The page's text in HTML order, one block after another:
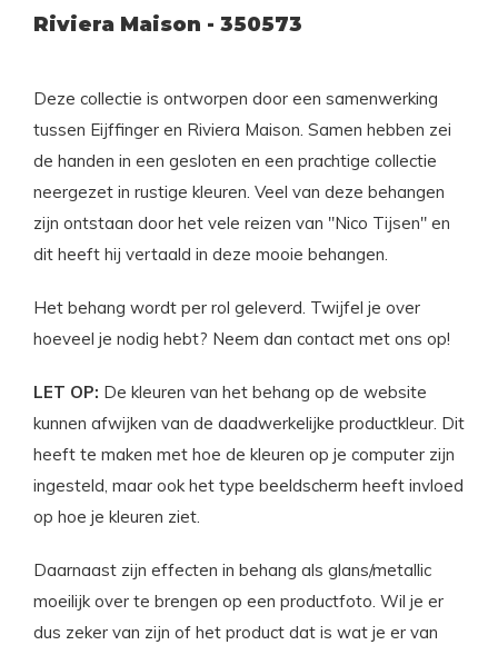
Riviera Maison - 350573
Deze collectie is ontworpen door een samenwerking
tussen Eijffinger en Riviera Maison. Samen hebben zei
de handen in een gesloten en een prachtige collectie
neergezet in rustige kleuren. Veel van deze behangen
zijn ontstaan door het vele reizen van "Nico Tijsen" en
dit heeft hij vertaald in deze mooie behangen.
Het behang wordt per rol geleverd. Twijfel je over
hoeveel je nodig hebt? Neem dan contact met ons op!
LET OP: De kleuren van het behang op de website
kunnen afwijken van de daadwerkelijke productkleur. Dit
heeft te maken met hoe de kleuren op je computer zijn
ingesteld, maar ook het type beeldscherm heeft invloed
op hoe je kleuren ziet.
Daarnaast zijn effecten in behang als glans/metallic
moeilijk over te brengen op een productfoto. Wil je er
dus zeker van zijn of het product dat is wat je er van